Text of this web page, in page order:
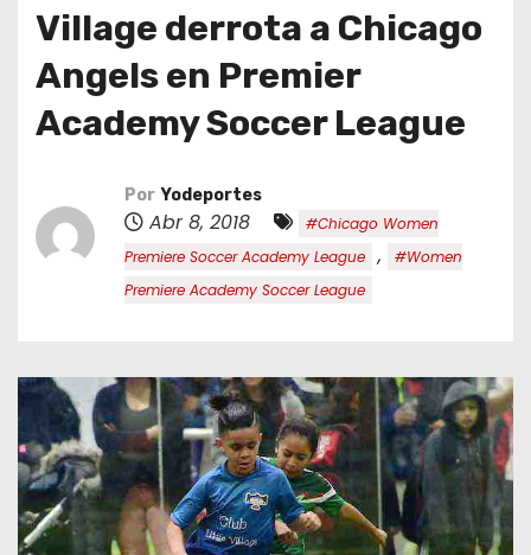
Village derrota a Chicago
Angels en Premier
Academy Soccer League
Por Yodeportes
Abr 8, 2018
#Chicago Women
Premiere Soccer Academy League
,
#Women
Premiere Academy Soccer League